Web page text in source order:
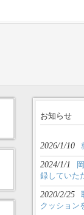
お知らせ
2026/1/10
2024/1/1
録していた
2020/2/25
クッション